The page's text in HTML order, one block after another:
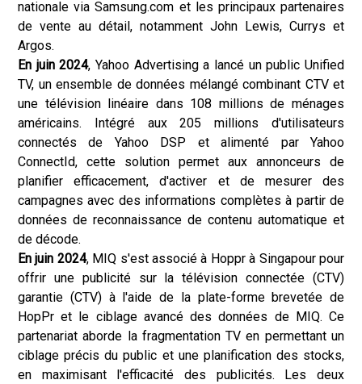
nationale via Samsung.com et les principaux partenaires
de vente au détail, notamment John Lewis, Currys et
Argos.
En juin 2024, Yahoo Advertising a lancé un public Unified
TV, un ensemble de données mélangé combinant CTV et
une télévision linéaire dans 108 millions de ménages
américains. Intégré aux 205 millions d'utilisateurs
connectés de Yahoo DSP et alimenté par Yahoo
ConnectId, cette solution permet aux annonceurs de
planifier efficacement, d'activer et de mesurer des
campagnes avec des informations complètes à partir de
données de reconnaissance de contenu automatique et
de décode.
En juin 2024, MIQ s'est associé à Hoppr à Singapour pour
offrir une publicité sur la télévision connectée (CTV)
garantie (CTV) à l'aide de la plate-forme brevetée de
HopPr et le ciblage avancé des données de MIQ. Ce
partenariat aborde la fragmentation TV en permettant un
ciblage précis du public et une planification des stocks,
en maximisant l'efficacité des publicités. Les deux